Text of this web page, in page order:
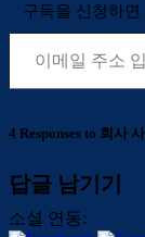
구독을 신청하
이메일 주소 입력…
4 Responses to 회사
답글 남기기
소셜 연동: